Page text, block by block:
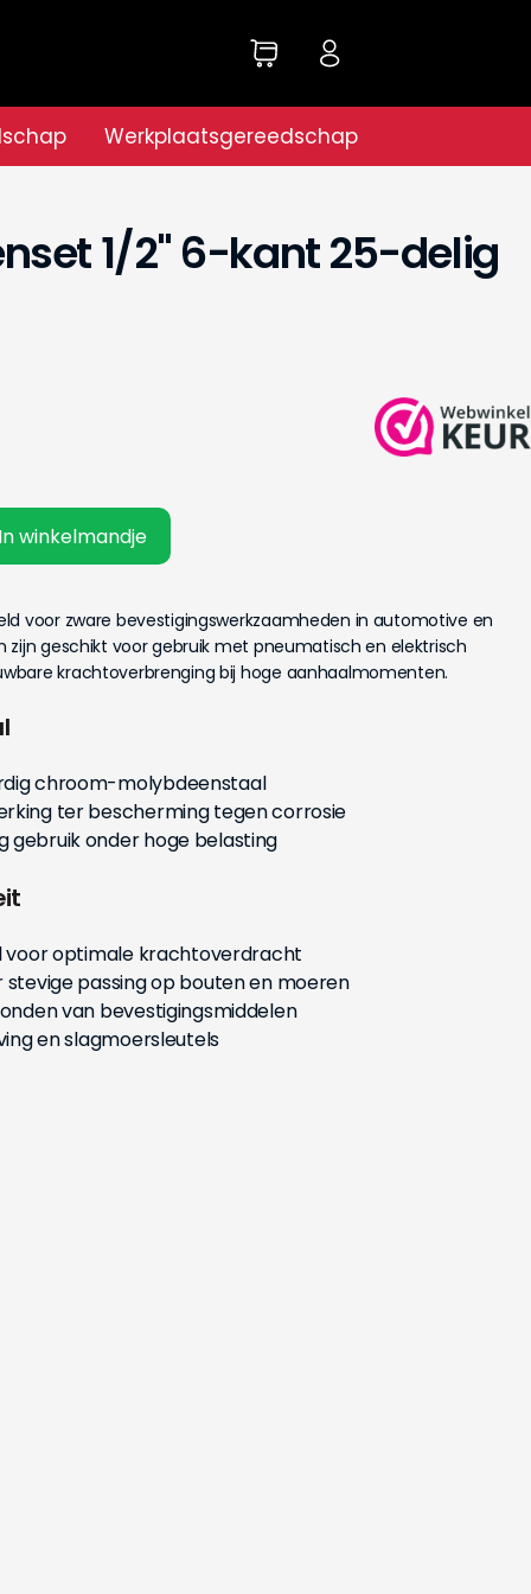
Werkplaatsgereedschap
1/2" 6-kant 25-delig
winkelmandje
voor zware bevestigingswerkzaamheden in automotive en
zijn geschikt voor gebruik met pneumatisch en elektrisch
krachtoverbrenging bij hoge aanhaalmomenten.
chroom-molybdeenstaal
ter bescherming tegen corrosie
gebruik onder hoge belasting
voor optimale krachtoverdracht
passing op bouten en moeren
van bevestigingsmiddelen
en slagmoersleutels